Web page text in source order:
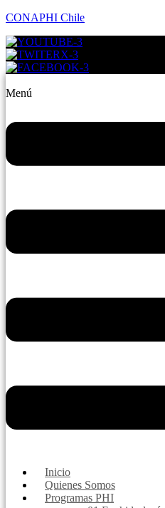
CONAPHI Chile
Menú
Inicio
Quienes Somos
Programas PHI